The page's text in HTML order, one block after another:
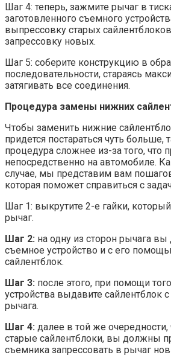
Шаг 4: теперь, зажмите рычаг в
заготовленного съемного
выпрессовку старых
запрессовку новых.
Шаг 5: соберите конструкцию в
последовательности, стараясь
затягивать все соединения.
Процедура замены нижних
Чтобы заменить нижние
придется постараться чуть больше,
процедура сложнее из-за того, что
непосредственно на автомобиле.
случае, мы представим вам
которая поможет справиться с
Шаг 1: выкрутите 2-е гайки,
рычаг.
Шаг 2: на одну из сторон рычага
съемное устройство и с его
сайлентблок.
Шаг 3: после этого, при помощи
устройства выдавите сайлентблок
рычага.
Шаг 4: далее в той же
старые сайлентблоки, вы должны
съемника запрессовать в рычаг